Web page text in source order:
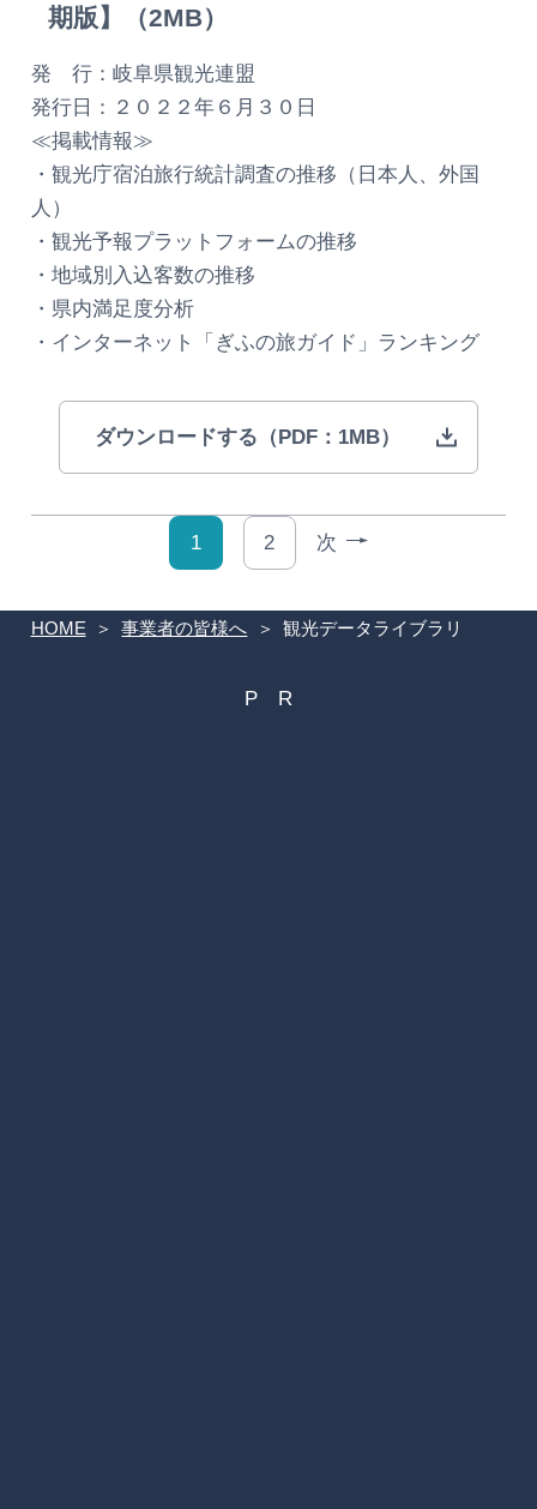
HOME 事業者の皆様へ 観光データライブラリ
期版】（2MB）
発 行：岐阜県観光連盟
発行日：２０２２年６月３０日
≪掲載情報≫
・観光庁宿泊旅行統計調査の推移（日本人、外国
人）
・観光予報プラットフォームの推移
・地域別入込客数の推移
・県内満足度分析
・インターネット「ぎふの旅ガイド」ランキング
ダウンロードする（PDF：1MB）
1 2 次